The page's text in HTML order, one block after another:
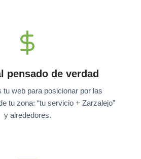
pensado de verdad
tu web para posicionar por las
tu zona: “tu servicio + Zarzalejo”
y alrededores.